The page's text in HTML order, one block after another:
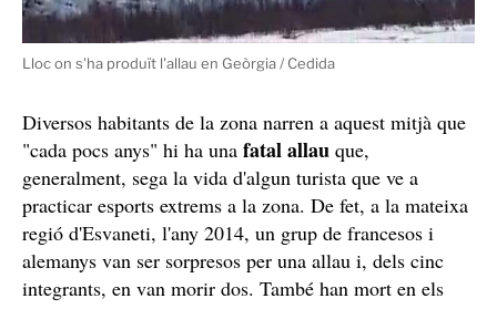
Lloc on s'ha produït l'allau en Geòrgia / Cedida
Diversos habitants de la zona narren a aquest mitjà que
"cada pocs anys" hi ha una fatal allau que,
generalment, sega la vida d'algun turista que ve a
practicar esports extrems a la zona. De fet, a la mateixa
regió d'Esvaneti, l'any 2014, un grup de francesos i
alemanys van ser sorpresos per una allau i, dels cinc
integrants, en van morir dos. També han mort en els